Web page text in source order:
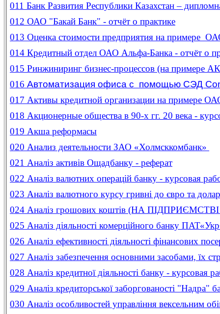
011 Банк Развития Республики Казахстан –
012 ОАО "Бакай Банк" - отчёт о практике
013 Оценка стоимости предприятия на примере
014 Кредитный отдел ОАО Альфа-Банка - отчёт о
015 Ринжиниринг бизнес-процессов (на примере
016 Автоматизация офиса с помощью СЭД
017 Активы кредитной организации на примере
018 Акционерные общества в 90-х гг. 20 века -
019 Акша реформасы
020 Анализ деятельности ЗАО «Холмсккомбанк»
021 Аналіз активів Ощадбанку - реферат
022 Аналіз валютних операцій банку - курсовая
023 Аналіз валютного курсу гривні до євро та
024 Аналіз грошових коштів (НА ПІДПРИЄМСТВІ
025 Аналіз діяльності комерційного банку
026 Аналіз ефективності діяльності фінансових
027 Аналіз забезпечення основними засобами, їх
028 Аналіз кредитної діяльності банку - курсовая
029 Аналіз кредиторської заборгованості "Надра"
030 Аналіз особливостей управління вексельним